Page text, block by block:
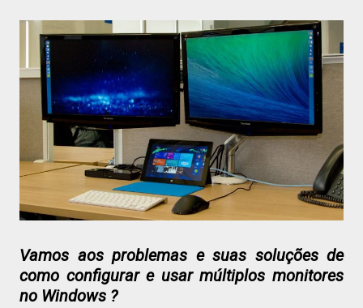
Vamos aos problemas e suas soluções de
como configurar e usar múltiplos monitores
no Windows ?